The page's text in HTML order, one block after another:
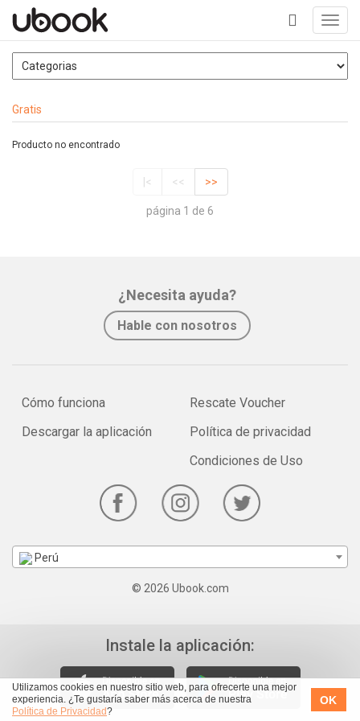
Utilizamos cookies en nuestro sitio web, para ofrecerte una mejor
experiencia. ¿Te gustaría saber más acerca de nuestra
Política de Privacidad?
OK
+
Gratis
Producto no encontrado
|< << >>
página 1 de 6
¿Necesita ayuda?
Hable con nosotros
Cómo funciona
Descargar la aplicación
Rescate Voucher
Política de privacidad
Condiciones de Uso
Perú
© 2026 Ubook.com
Instale la aplicación: